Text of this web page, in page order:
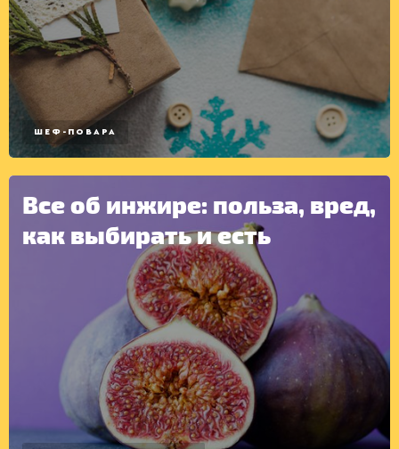
ШЕФ-ПОВАРА
Все об инжире: польза, вред,
как выбирать и есть